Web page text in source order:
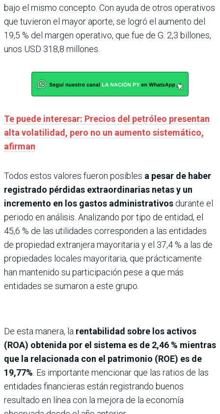
bajo el mismo concepto. Con ayuda de otros operativos
que tuvieron el mayor aporte, se logró el aumento del
19,5 % del margen operativo, que fue de G. 2,3 billones,
unos USD 318,8 millones.
Te puede interesar: Precios del petróleo presentan
alta volatilidad, pero no un aumento sistemático,
afirman
Todos estos valores fueron posibles a pesar de haber
registrado pérdidas extraordinarias netas y un
incremento en los gastos administrativos durante el
periodo en análisis. Analizando por tipo de entidad, el
45,6 % de las utilidades corresponden a las entidades
de propiedad extranjera mayoritaria y el 37,4 % a las de
propiedades locales mayoritaria, que prácticamente
han mantenido su participación pese a que más
entidades se sumaron a este grupo.
De esta manera, la rentabilidad sobre los activos
(ROA) obtenida por el sistema es de 2,46 % mientras
que la relacionada con el patrimonio (ROE) es de
19,77% . Es importante mencionar que las ratios de las
entidades financieras están registrando buenos
resultado en línea con la mejora de la economía